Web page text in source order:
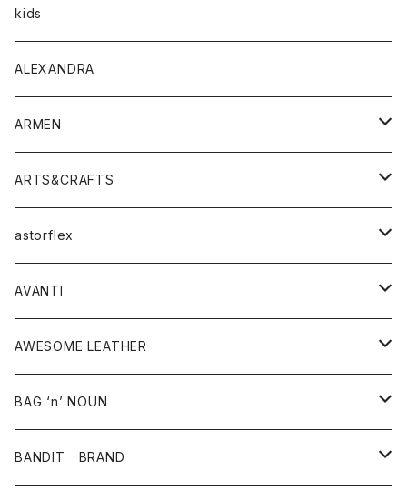
トップス
Tシャツ
シャツ
ボトムス
アウター
トップス
Tシャツ・カットソー
シャツ・ブラウス
ボトムス
パンツ
スカート
ワンピース・オールインワン
バッグ
シューズ
アクセサリー
その他雑貨
kids
ALEXANDRA
ARMEN
アウター
コート
ジャケット
トップス
ベスト
シャツ
ワンピース
ボトム
スカート
パンツ
グッズ
靴
ARTS&CRAFTS
アクセサリー
ウォレット
バッグ
astorflex
グッズ
靴
AVANTI
シャツ
AWESOME LEATHER
アウター
革ジャケット
BAG ‘n’ NOUN
アクセサリー
BANDIT BRAND